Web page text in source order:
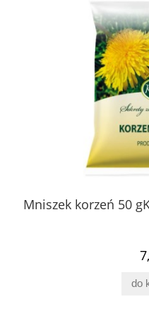
Mniszek korzeń 50
do